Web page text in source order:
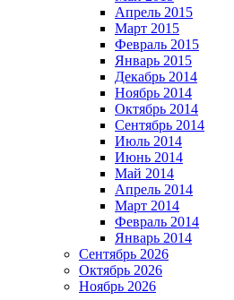
Апрель 2015
Март 2015
Февраль 2015
Январь 2015
Декабрь 2014
Ноябрь 2014
Октябрь 2014
Сентябрь 2014
Июль 2014
Июнь 2014
Май 2014
Апрель 2014
Март 2014
Февраль 2014
Январь 2014
Сентябрь 2026
Октябрь 2026
Ноябрь 2026